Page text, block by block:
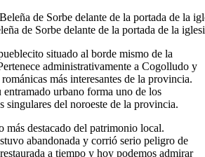
de Sorbe delante de la portada de la
situado al borde mismo de la
administrativamente a Cogolludo y
más interesantes de la provincia.
entramado urbano forma uno de los
singulares del noroeste de la provincia.
más destacado del patrimonio local.
abandonada y corrió serio peligro de
a tiempo y hoy podemos admirar